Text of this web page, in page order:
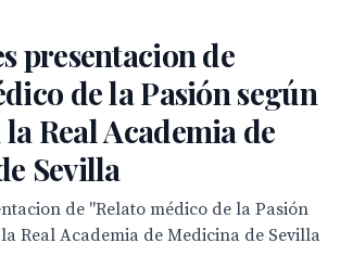
presentacion de
de la Pasión según
la Real Academia de
Sevilla
de "Relato médico de la Pasión
Real Academia de Medicina de Sevilla